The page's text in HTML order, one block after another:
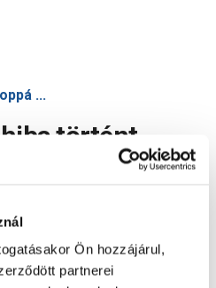
Ön hozzájárul,
partnerei
...
történt
újratöltése